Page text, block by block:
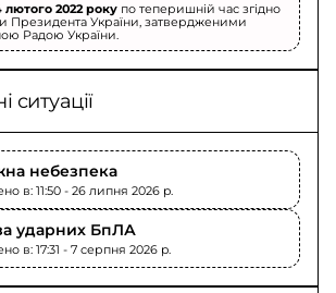
лютого 2022 року по теперишній час згідно
Президента України, затвердженими
Радою України.
ситуації
небезпека
в: 11:50 - 26 липня 2026 p.
ударних БпЛА
в: 17:31 - 7 серпня 2026 p.